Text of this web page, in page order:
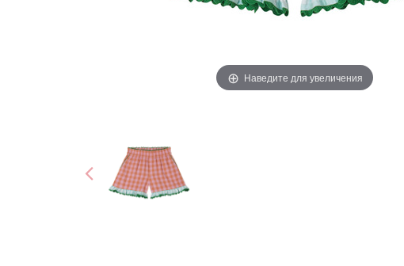
Наведите для увеличения